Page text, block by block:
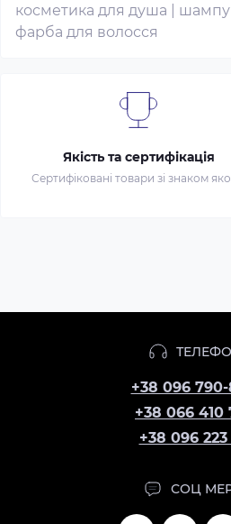
косметика для душа
фарба для волосся
Якість та сертифікація
Сертифіковані товари зі знаком
+38 096
+38 066 410
+38 096 223
СОЦ